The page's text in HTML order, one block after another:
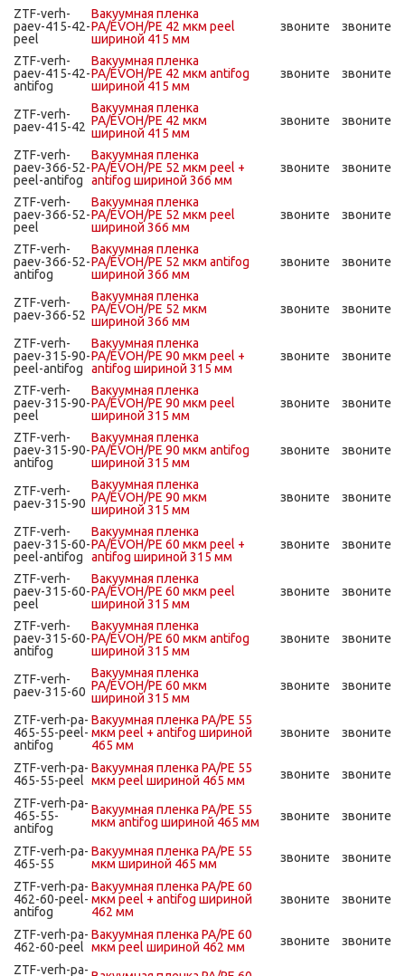
ZTF-verh-
paev-415-42-
peel
Вакуумная пленка
PA/EVOH/PE 42 мкм peel
шириной 415 мм
звоните звоните
ZTF-verh-
paev-415-42-
antifog
Вакуумная пленка
PA/EVOH/PE 42 мкм antifog
шириной 415 мм
звоните звоните
ZTF-verh-
paev-415-42
Вакуумная пленка
PA/EVOH/PE 42 мкм
шириной 415 мм
звоните звоните
ZTF-verh-
paev-366-52-
peel-antifog
Вакуумная пленка
PA/EVOH/PE 52 мкм peel +
antifog шириной 366 мм
звоните звоните
ZTF-verh-
paev-366-52-
peel
Вакуумная пленка
PA/EVOH/PE 52 мкм peel
шириной 366 мм
звоните звоните
ZTF-verh-
paev-366-52-
antifog
Вакуумная пленка
PA/EVOH/PE 52 мкм antifog
шириной 366 мм
звоните звоните
ZTF-verh-
paev-366-52
Вакуумная пленка
PA/EVOH/PE 52 мкм
шириной 366 мм
звоните звоните
ZTF-verh-
paev-315-90-
peel-antifog
Вакуумная пленка
PA/EVOH/PE 90 мкм peel +
antifog шириной 315 мм
звоните звоните
ZTF-verh-
paev-315-90-
peel
Вакуумная пленка
PA/EVOH/PE 90 мкм peel
шириной 315 мм
звоните звоните
ZTF-verh-
paev-315-90-
antifog
Вакуумная пленка
PA/EVOH/PE 90 мкм antifog
шириной 315 мм
звоните звоните
ZTF-verh-
paev-315-90
Вакуумная пленка
PA/EVOH/PE 90 мкм
шириной 315 мм
звоните звоните
ZTF-verh-
paev-315-60-
peel-antifog
Вакуумная пленка
PA/EVOH/PE 60 мкм peel +
antifog шириной 315 мм
звоните звоните
ZTF-verh-
paev-315-60-
peel
Вакуумная пленка
PA/EVOH/PE 60 мкм peel
шириной 315 мм
звоните звоните
ZTF-verh-
paev-315-60-
antifog
Вакуумная пленка
PA/EVOH/PE 60 мкм antifog
шириной 315 мм
звоните звоните
ZTF-verh-
paev-315-60
Вакуумная пленка
PA/EVOH/PE 60 мкм
шириной 315 мм
звоните звоните
ZTF-verh-pa-
465-55-peel-
antifog
Вакуумная пленка PA/PE 55
мкм peel + antifog шириной
465 мм
звоните звоните
ZTF-verh-pa-
465-55-peel
Вакуумная пленка PA/PE 55
мкм peel шириной 465 мм
звоните
звоните
ZTF-verh-pa-
465-55-
antifog
Вакуумная пленка PA/PE 55
мкм antifog шириной 465 мм
звоните звоните
ZTF-verh-pa-
465-55
Вакуумная пленка PA/PE 55
мкм шириной 465 мм
звоните
звоните
ZTF-verh-pa-
462-60-peel-
antifog
Вакуумная пленка PA/PE 60
мкм peel + antifog шириной
462 мм
звоните звоните
ZTF-verh-pa-
462-60-peel
Вакуумная пленка PA/PE 60
мкм peel шириной 462 мм
звоните
звоните
ZTF-verh-pa-